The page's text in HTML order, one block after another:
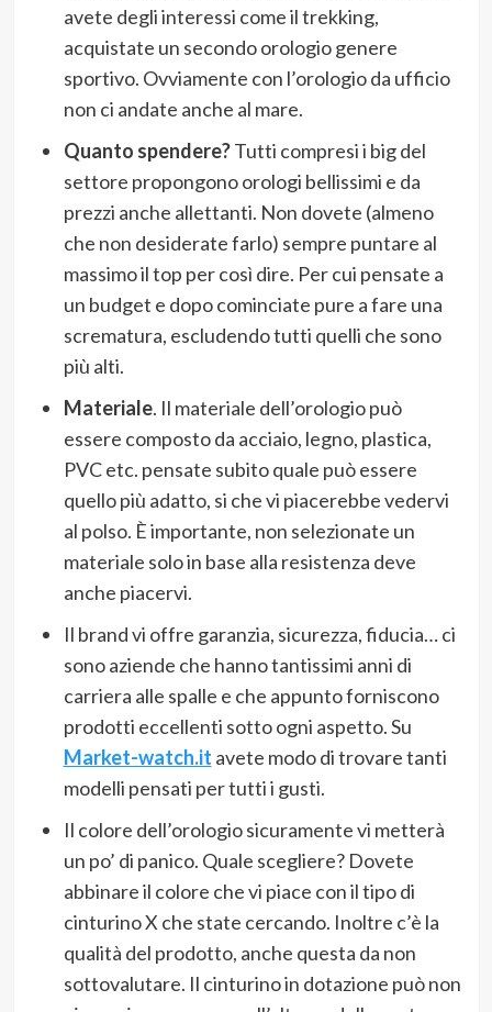
avete degli interessi come il trekking,
acquistate un secondo orologio genere
sportivo. Ovviamente con l’orologio da ufficio
non ci andate anche al mare.
Quanto spendere?Tutti compresi i big del
settore propongono orologi bellissimi e da
prezzi anche allettanti. Non dovete (almeno
che non desiderate farlo) sempre puntare al
massimo il top per così dire. Per cui pensate a
un budget e dopo cominciate pure a fare una
scrematura, escludendo tutti quelli che sono
più alti.
Materiale. Il materiale dell’orologio può
essere composto da acciaio, legno, plastica,
PVC etc. pensate subito quale può essere
quello più adatto, si che vi piacerebbe vedervi
al polso. È importante, non selezionate un
materiale solo in base alla resistenza deve
anche piacervi.
Il brand vi offre garanzia, sicurezza, fiducia… ci
sono aziende che hanno tantissimi anni di
carriera alle spalle e che appunto forniscono
prodotti eccellenti sotto ogni aspetto. Su
Market-watch.it avete modo di trovare tanti
modelli pensati per tutti i gusti.
Il colore dell’orologio sicuramente vi metterà
un po’ di panico. Quale scegliere? Dovete
abbinare il colore che vi piace con il tipo di
cinturino X che state cercando. Inoltre c’è la
qualità del prodotto, anche questa da non
sottovalutare. Il cinturino in dotazione può non